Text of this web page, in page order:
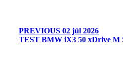
PREVIOUS 02 júl 2026
TEST BMW iX3 50 xDrive M